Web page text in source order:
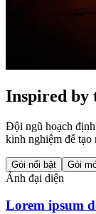
Inspired by
Đội ngũ hoạch
kinh nghiệm để tạo
Gói nổi bật Gói
Ảnh đại diện
Lorem ipsum